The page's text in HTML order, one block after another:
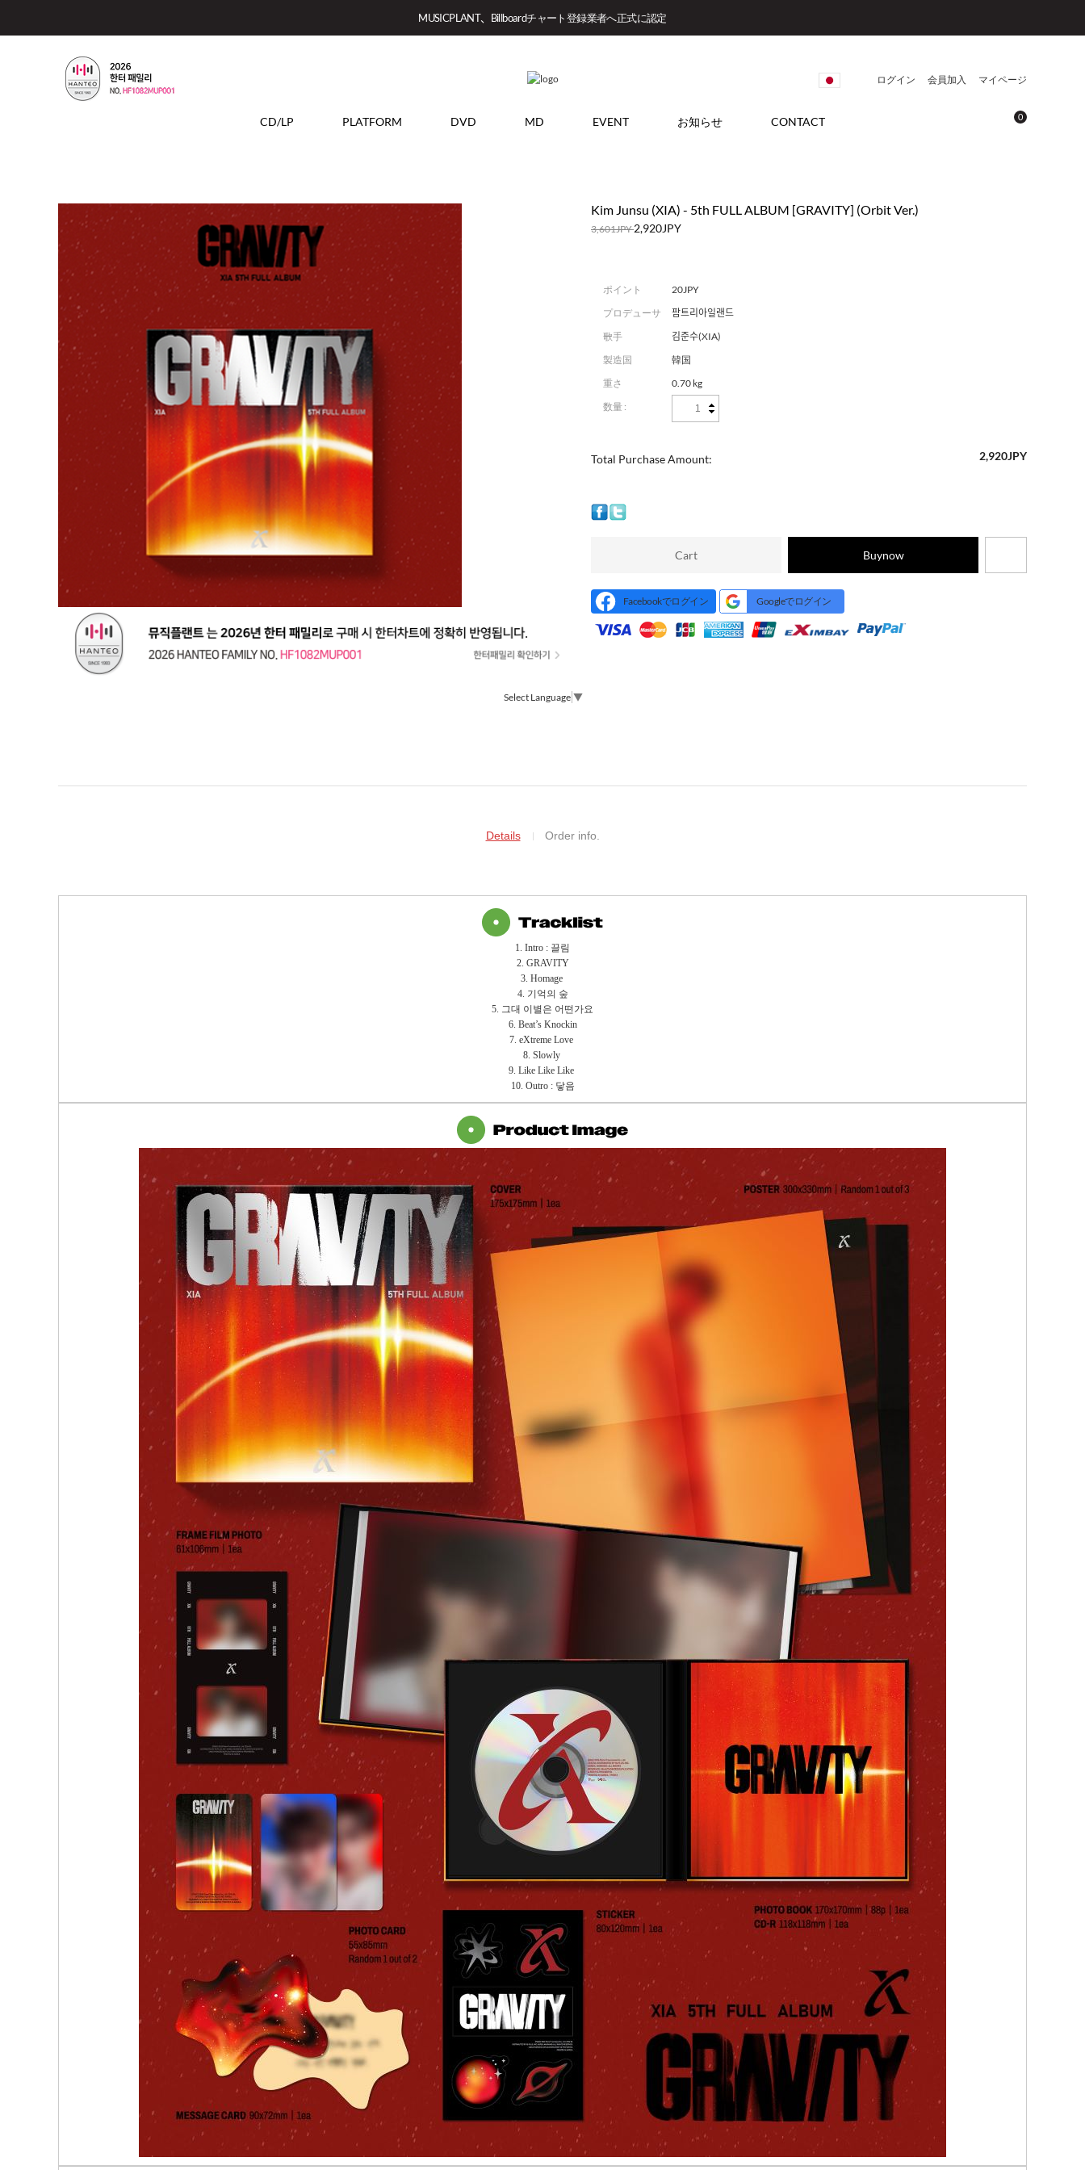
MUSICPLANT、Billboardチャート登録業者へ正式に認定
ログイン 会員加入 マイページ
CD/LP PLATFORM DVD MD EVENT お知らせ CONTACT 0
Kim Junsu (XIA) - 5th FULL ALBUM [GRAVITY] (Orbit Ver.)
3,601JPY2,920JPY
ポイント
20JPY
プロデューサ
ー
팜트리아일랜드
歌手
김준수(XIA)
製造国
韓国
重さ
0.70 kg
数量 :
Total Purchase Amount: 2,920JPY
Cart Buynow
Facebookでログイン Googleでログイン
Select Language ▼
Details Order info.
1. Intro : 끌림
2. GRAVITY
3. Homage
4. 기억의 숲
5. 그대 이별은 어떤가요
6. Beat’s Knockin
7. eXtreme Love
8. Slowly
9. Like Like Like
10. Outro : 닿음